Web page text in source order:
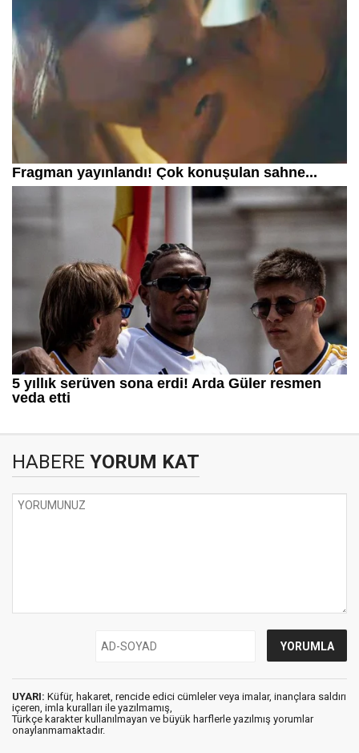
HABERE YORUM KAT
UYARI: Küfür, hakaret, rencide edici cümleler veya imalar, inançlara saldırı
içeren, imla kuralları ile yazılmamış,
Türkçe karakter kullanılmayan ve büyük harflerle yazılmış yorumlar
onaylanmamaktadır.